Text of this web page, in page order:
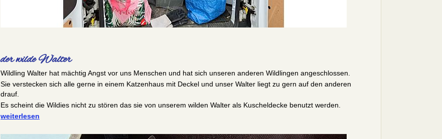
der wilde Walter
Wildling Walter hat mächtig Angst vor uns Menschen und hat sich unseren anderen Wildlingen angeschlossen.
Sie verstecken sich alle gerne in einem Katzenhaus mit Deckel und unser Walter liegt zu gern auf den anderen
drauf.
Es scheint die Wildies nicht zu stören das sie von unserem wilden Walter als Kuscheldecke benutzt werden.
weiterlesen